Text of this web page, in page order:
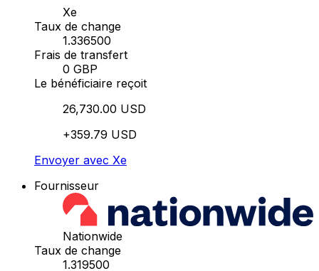
Xe
Taux de change
1.336500
Frais de transfert
0 GBP
Le bénéficiaire reçoit
26,730.00 USD
+359.79 USD
Envoyer avec Xe
Fournisseur
Nationwide
Taux de change
1.319500